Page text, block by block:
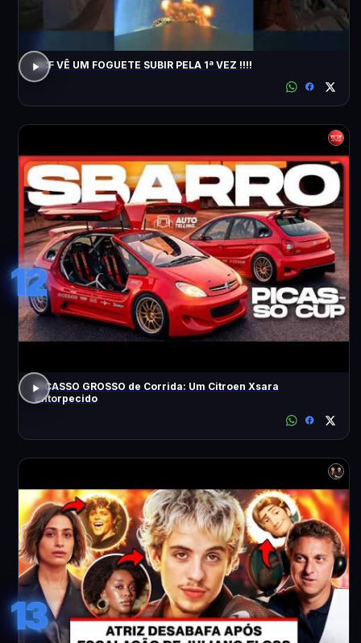
ACF VÊ UM FOGUETE SUBIR PELA 1ª VEZ !!!!
12
PICASSO GROSSO de Corrida: Um Citroen Xsara
Entorpecido
13